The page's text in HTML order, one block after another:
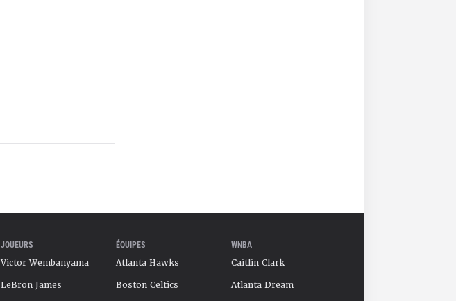
JOUEURS
Victor Wembanyama
LeBron James
ÉQUIPES
Atlanta Hawks
Boston Celtics
WNBA
Caitlin Clark
Atlanta Dream